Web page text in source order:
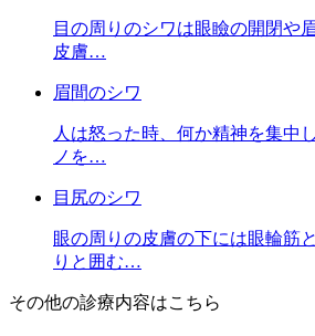
目の周りのシワは眼瞼の開閉や
皮膚…
眉間のシワ
人は怒った時、何か精神を集中
ノを…
目尻のシワ
眼の周りの皮膚の下には眼輪筋
りと囲む…
その他の診療内容はこちら